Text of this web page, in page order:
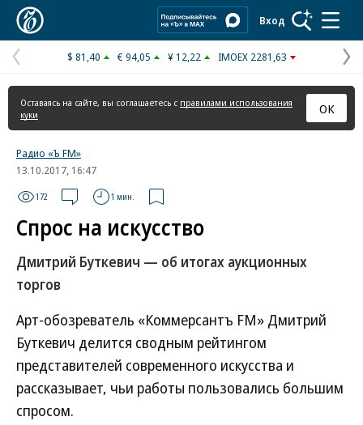
Вход
Предыдущая
страница
$ 81,40 € 94,05 ¥ 12,22 IMOEX 2281,63
Оставаясь на сайте, вы соглашаетесь с правилами использования
куки
ОК
Радио «Ъ FM»
13.10.2017, 16:47
172 1 мин.
Спрос на искусство
Дмитрий Буткевич — об итогах аукционных
торгов
Арт-обозреватель «Коммерсантъ FM» Дмитрий
Буткевич делится сводным рейтингом
представителей современного искусства и
рассказывает, чьи работы пользовались большим
спросом.